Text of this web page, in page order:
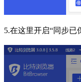
5.在这里开启“同步已